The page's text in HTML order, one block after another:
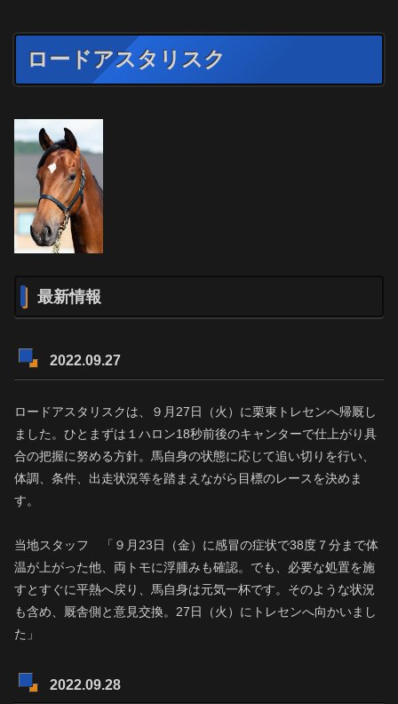
ロードアスタリスク
最新情報
2022.09.27
ロードアスタリスクは、９月27日（火）に栗東トレセンへ帰厩し
ました。ひとまずは１ハロン18秒前後のキャンターで仕上がり具
合の把握に努める方針。馬自身の状態に応じて追い切りを行い、
体調、条件、出走状況等を踏まえながら目標のレースを決めま
す。
当地スタッフ 「９月23日（金）に感冒の症状で38度７分まで体
温が上がった他、両トモに浮腫みも確認。でも、必要な処置を施
すとすぐに平熱へ戻り、馬自身は元気一杯です。そのような状況
も含め、厩舎側と意見交換。27日（火）にトレセンへ向かいまし
た」
2022.09.28